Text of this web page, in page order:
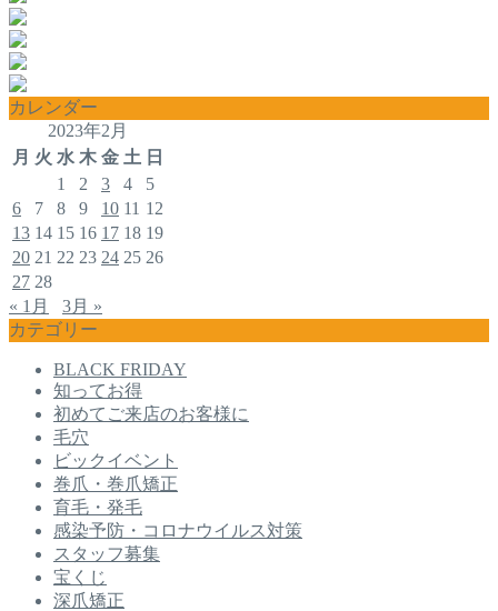
カレンダー
2023年2月
月 火 水 木 金 土 日
1
2 3 4
5
6
7 8 9 10 11 12
13 14 15 16 17 18 19
20 21 22 23 24 25 26
27 28
« 1月
3月 »
カテゴリー
BLACK FRIDAY
知ってお得
初めてご来店のお客様に
毛穴
ビックイベント
巻爪・巻爪矯正
育毛・発毛
感染予防・コロナウイルス対策
スタッフ募集
宝くじ
深爪矯正